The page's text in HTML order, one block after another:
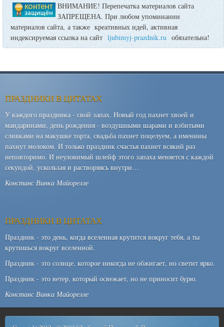
ВНИМАНИЕ! Перепечатка материалов сайта
ЗАПРЕЩЕНА. При любом упоминании
материалов сайта, а также креативных идей, активная
индексируемая ссылка на сайт ljubimyj-prazdnik.ru обязательна!
ПРАЗДНИКИ В ЦИТАТАХ
У каждого праздника - свой запах. Новый год пахнет хвоей и
мандаринами, день рождения - воздушными шарами и взбитыми
сливками на макушке торта, свадьба пахнет поцелуем, а именины
пахнут молоком. И только праздник счастья пахнет всякий раз
неповторимо. И неуловимый шлейф этого запаха меняется с каждой
секундой, ускользая и растворяясь внутри…
Констанс Винка Майорелле
ПРАЗДНИКИ В ЦИТАТАХ
Праздник - это день, когда вселенная крутится вокруг тебя, а ты
крутишься вокруг вселенной.
Праздник - это солнце, которое никогда не обжигает, но светит ярко.
Праздник - это ветер, который освежает, но не приносит бурю.
Констанс Винка Майорелле